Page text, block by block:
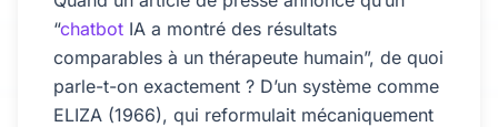
“chatbot IA a montré des résultats
comparables à un thérapeute humain”, de quoi
parle-t-on exactement ? D’un système comme
ELIZA (1966), qui reformulait mécaniquement